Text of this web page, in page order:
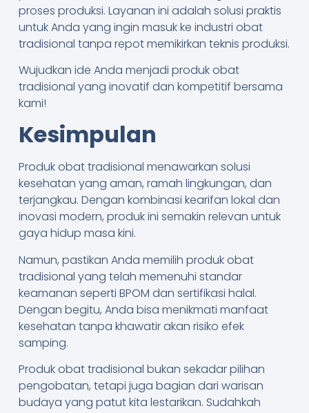
proses produksi. Layanan ini adalah solusi praktis
untuk Anda yang ingin masuk ke industri obat
tradisional tanpa repot memikirkan teknis produksi.
Wujudkan ide Anda menjadi produk obat
tradisional yang inovatif dan kompetitif bersama
kami!
Kesimpulan
Produk obat tradisional menawarkan solusi
kesehatan yang aman, ramah lingkungan, dan
terjangkau. Dengan kombinasi kearifan lokal dan
inovasi modern, produk ini semakin relevan untuk
gaya hidup masa kini.
Namun, pastikan Anda memilih produk obat
tradisional yang telah memenuhi standar
keamanan seperti BPOM dan sertifikasi halal.
Dengan begitu, Anda bisa menikmati manfaat
kesehatan tanpa khawatir akan risiko efek
samping.
Produk obat tradisional bukan sekadar pilihan
pengobatan, tetapi juga bagian dari warisan
budaya yang patut kita lestarikan. Sudahkah